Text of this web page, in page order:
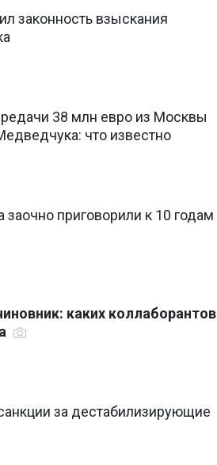
законность взыскания
38 млн евро из Москвы
что известно
приговорили к 10 годам
каких коллаборантов
за дестабилизирующие